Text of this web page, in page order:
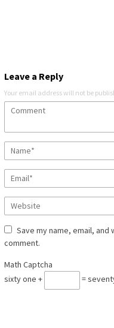
Leave a Reply
Your email address will not be
Save my name, email,
comment.
Math Captcha
sixty one +
=